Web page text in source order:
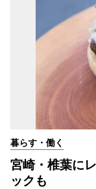
暮らす・働く
宮崎・椎葉に
ックも